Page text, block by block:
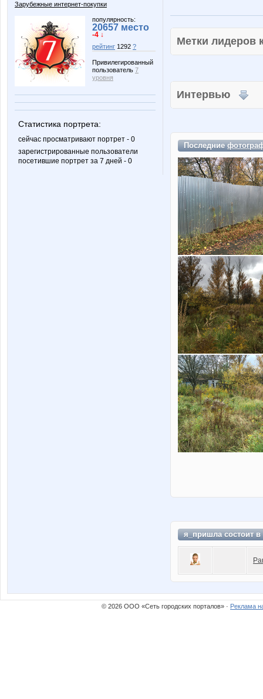
Зарубежные интернет-покупки
популярность:
20657 место
-4 ↓
рейтинг 1292 ?
Привилегированный
пользователь 7
уровня
Статистика портрета:
сейчас просматривают портрет - 0
зарегистрированные пользователи
посетившие портрет за 7 дней - 0
Метки
Интервью
Последние
я_пришла состоит в
© 2026 ООО «Сеть городских порталов» · Реклама